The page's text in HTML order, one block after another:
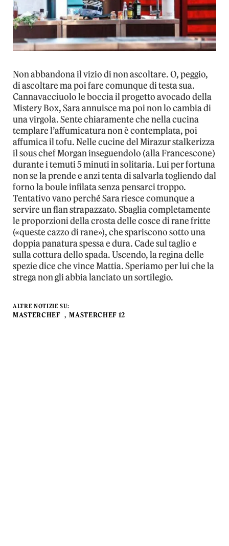
Non abbandona il vizio di non ascoltare. O, peggio,
di ascoltare ma poi fare comunque di testa sua.
Cannavacciuolo le boccia il progetto avocado della
Mistery Box, Sara annuisce ma poi non lo cambia di
una virgola. Sente chiaramente che nella cucina
templare l’affumicatura non è contemplata, poi
affumica il tofu. Nelle cucine del Mirazur stalkerizza
il sous chef Morgan inseguendolo (alla Francescone)
durante i temuti 5 minuti in solitaria. Lui per fortuna
non se la prende e anzi tenta di salvarla togliendo dal
forno la boule infilata senza pensarci troppo.
Tentativo vano perché Sara riesce comunque a
servire un flan strapazzato. Sbaglia completamente
le proporzioni della crosta delle cosce di rane fritte
(«queste cazzo di rane»), che spariscono sotto una
doppia panatura spessa e dura. Cade sul taglio e
sulla cottura dello spada. Uscendo, la regina delle
spezie dice che vince Mattia. Speriamo per lui che la
strega non gli abbia lanciato un sortilegio.
ALTRE NOTIZIE SU:
MASTERCHEF MASTERCHEF 12